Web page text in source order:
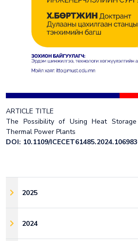
ARTICLE TITLE
The Possibility of Using Heat
Thermal Power Plants
DOI: 10.1109/
2025
2024